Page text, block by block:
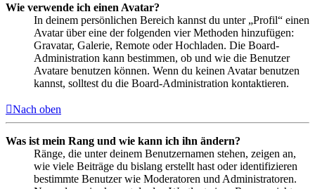
Wie verwende ich einen Avatar?
In deinem persönlichen Bereich kannst du unter „Profil“ einen
Avatar über eine der folgenden vier Methoden hinzufügen:
Gravatar, Galerie, Remote oder Hochladen. Die Board-
Administration kann bestimmen, ob und wie die Benutzer
Avatare benutzen können. Wenn du keinen Avatar benutzen
kannst, solltest du die Board-Administration kontaktieren.
Nach oben
Was ist mein Rang und wie kann ich ihn ändern?
Ränge, die unter deinem Benutzernamen stehen, zeigen an,
wie viele Beiträge du bislang erstellt hast oder identifizieren
bestimmte Benutzer wie Moderatoren und Administratoren.